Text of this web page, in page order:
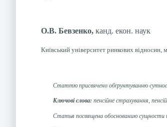
О.В. Бевзенко, канд. екон. наук
Київський університет ринкових відносин,
Статтю присвячено обґрунтуванню
Ключові слова: пенсійне страхування,
Статья посвящена обоснованию сущности